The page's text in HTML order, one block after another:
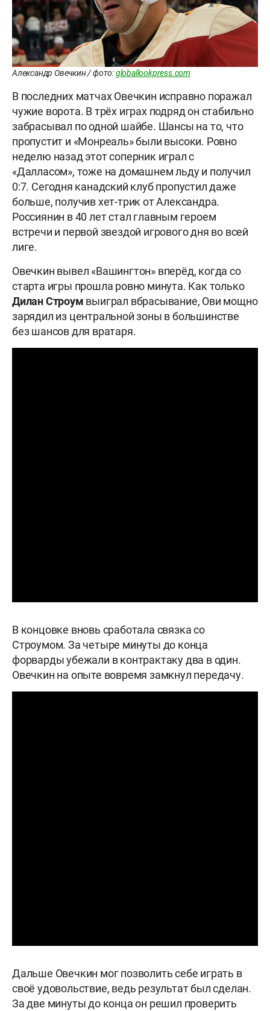
Александр Овечкин / фото:globallookpress.com
В последних матчах Овечкин исправно поражал
чужие ворота. В трёх играх подряд он стабильно
забрасывал по одной шайбе. Шансы на то, что
пропустит и «Монреаль» были высоки. Ровно
неделю назад этот соперник играл с
«Далласом», тоже на домашнем льду и получил
0:7. Сегодня канадский клуб пропустил даже
больше, получив хет-трик от Александра.
Россиянин в 40 лет стал главным героем
встречи и первой звездой игрового дня во всей
лиге.
Овечкин вывел «Вашингтон» вперёд, когда со
старта игры прошла ровно минута. Как только
Дилан Строум выиграл вбрасывание, Ови мощно
зарядил из центральной зоны в большинстве
без шансов для вратаря.
В концовке вновь сработала связка со
Строумом. За четыре минуты до конца
форварды убежали в контрактаку два в один.
Овечкин на опыте вовремя замкнул передачу.
Дальше Овечкин мог позволить себе играть в
своё удовольствие, ведь результат был сделан.
За две минуты до конца он решил проверить